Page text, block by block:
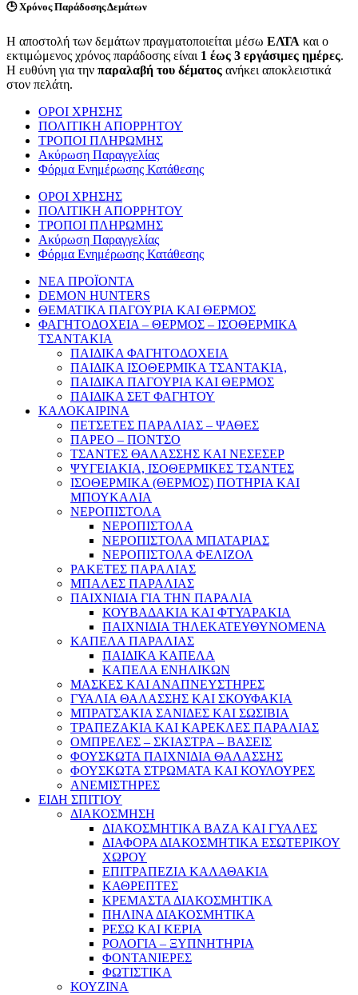
🕒Χρόνος Παράδοσης Δεμάτων
Η αποστολή των δεμάτων πραγματοποιείται μέσω ΕΛΤΑ και ο
εκτιμώμενος χρόνος παράδοσης είναι 1 έως 3 εργάσιμες ημέρες.
Η ευθύνη για την παραλαβή του δέματος ανήκει αποκλειστικά
στον πελάτη.
ΟΡΟΙ ΧΡΗΣΗΣ
ΠΟΛΙΤΙΚΗ ΑΠΟΡΡΗΤΟΥ
ΤΡΟΠΟΙ ΠΛΗΡΩΜΗΣ
Ακύρωση Παραγγελίας
Φόρμα Ενημέρωσης Κατάθεσης
ΟΡΟΙ ΧΡΗΣΗΣ
ΠΟΛΙΤΙΚΗ ΑΠΟΡΡΗΤΟΥ
ΤΡΟΠΟΙ ΠΛΗΡΩΜΗΣ
Ακύρωση Παραγγελίας
Φόρμα Ενημέρωσης Κατάθεσης
ΝΕΑ ΠΡΟΪΟΝΤΑ
DEMON HUNTERS
ΘΕΜΑΤΙΚΑ ΠΑΓΟΥΡΙΑ ΚΑΙ ΘΕΡΜΟΣ
ΦΑΓΗΤΟΔΟΧΕΙΑ – ΘΕΡΜΟΣ – ΙΣΟΘΕΡΜΙΚΑ
ΤΣΑΝΤΑΚΙΑ
ΠΑΙΔΙΚΑ ΦΑΓΗΤΟΔΟΧΕΙΑ
ΠΑΙΔΙΚΑ ΙΣΟΘΕΡΜΙΚΑ ΤΣΑΝΤΑΚΙΑ,
ΠΑΙΔΙΚΑ ΠΑΓΟΥΡΙΑ ΚΑΙ ΘΕΡΜΟΣ
ΠΑΙΔΙΚΑ ΣΕΤ ΦΑΓΗΤΟΥ
ΚΑΛΟΚΑΙΡΙΝΑ
ΠΕΤΣΕΤΕΣ ΠΑΡΑΛΙΑΣ – ΨΑΘΕΣ
ΠΑΡΕΟ – ΠΟΝΤΣΟ
ΤΣΑΝΤΕΣ ΘΑΛΑΣΣΗΣ ΚΑΙ ΝΕΣΕΣΕΡ
ΨΥΓΕΙΑΚΙΑ, ΙΣΟΘΕΡΜΙΚΕΣ ΤΣΑΝΤΕΣ
ΙΣΟΘΕΡΜΙΚΑ (ΘΕΡΜΟΣ) ΠΟΤΗΡΙΑ ΚΑΙ
ΜΠΟΥΚΑΛΙΑ
ΝΕΡΟΠΙΣΤΟΛΑ
ΝΕΡΟΠΙΣΤΟΛΑ
ΝΕΡΟΠΙΣΤΟΛΑ ΜΠΑΤΑΡΙΑΣ
ΝΕΡΟΠΙΣΤΟΛΑ ΦΕΛΙΖΟΛ
ΡΑΚΕΤΕΣ ΠΑΡΑΛΙΑΣ
ΜΠΑΛΕΣ ΠΑΡΑΛΙΑΣ
ΠΑΙΧΝΙΔΙΑ ΓΙΑ ΤΗΝ ΠΑΡΑΛΙΑ
ΚΟΥΒΑΔΑΚΙΑ ΚΑΙ ΦΤΥΑΡΑΚΙΑ
ΠΑΙΧΝΙΔΙΑ ΤΗΛΕΚΑΤΕΥΘΥΝΟΜΕΝΑ
ΚΑΠΕΛΑ ΠΑΡΑΛΙΑΣ
ΠΑΙΔΙΚΑ ΚΑΠΕΛΑ
ΚΑΠΕΛΑ ΕΝΗΛΙΚΩΝ
ΜΑΣΚΕΣ ΚΑΙ ΑΝΑΠΝΕΥΣΤΗΡΕΣ
ΓΥΑΛΙΑ ΘΑΛΑΣΣΗΣ ΚΑΙ ΣΚΟΥΦΑΚΙΑ
ΜΠΡΑΤΣΑΚΙΑ ΣΑΝΙΔΕΣ ΚΑΙ ΣΩΣΙΒΙΑ
ΤΡΑΠΕΖΑΚΙΑ ΚΑΙ ΚΑΡΕΚΛΕΣ ΠΑΡΑΛΙΑΣ
ΟΜΠΡΕΛΕΣ – ΣΚΙΑΣΤΡΑ – ΒΑΣΕΙΣ
ΦΟΥΣΚΩΤΑ ΠΑΙΧΝΙΔΙΑ ΘΑΛΑΣΣΗΣ
ΦΟΥΣΚΩΤΑ ΣΤΡΩΜΑΤΑ ΚΑΙ ΚΟΥΛΟΥΡΕΣ
ΑΝΕΜΙΣΤΗΡΕΣ
ΕΙΔΗ ΣΠΙΤΙΟΥ
ΔΙΑΚΟΣΜΗΣΗ
ΔΙΑΚΟΣΜΗΤΙΚΑ ΒΑΖΑ ΚΑΙ ΓΥΑΛΕΣ
ΔΙΑΦΟΡΑ ΔΙΑΚΟΣΜΗΤΙΚΑ ΕΣΩΤΕΡΙΚΟΥ
ΧΩΡΟΥ
ΕΠΙΤΡΑΠΕΖΙΑ ΚΑΛΑΘΑΚΙΑ
ΚΑΘΡΕΠΤΕΣ
ΚΡΕΜΑΣΤΑ ΔΙΑΚΟΣΜΗΤΙΚΑ
ΠΗΛΙΝΑ ΔΙΑΚΟΣΜΗΤΙΚΑ
ΡΕΣΩ ΚΑΙ ΚΕΡΙΑ
ΡΟΛΟΓΙΑ – ΞΥΠΝΗΤΗΡΙΑ
ΦΟΝΤΑΝΙΕΡΕΣ
ΦΩΤΙΣΤΙΚΑ
ΚΟΥΖΙΝΑ